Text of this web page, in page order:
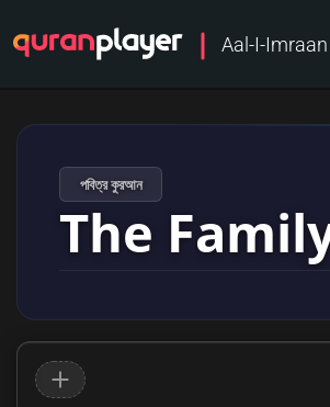
Aal-I-Imraan
পবিত্র কুরআন
The